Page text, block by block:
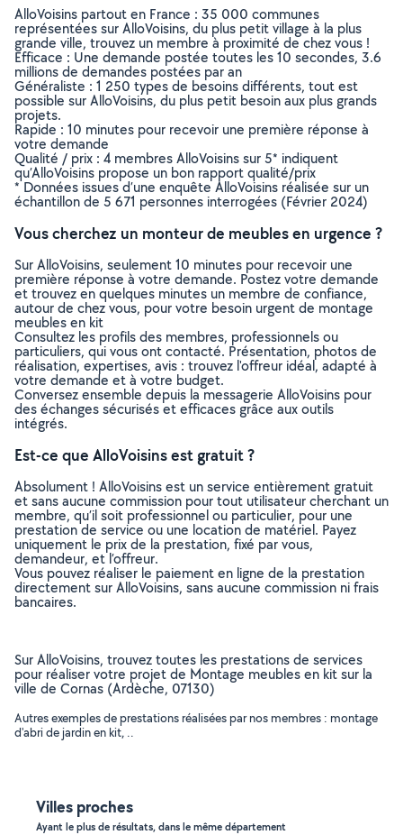
AlloVoisins partout en France : 35 000 communes
représentées sur AlloVoisins, du plus petit village à la plus
grande ville, trouvez un membre à proximité de chez vous !
Efficace : Une demande postée toutes les 10 secondes, 3.6
millions de demandes postées par an
Généraliste : 1 250 types de besoins différents, tout est
possible sur AlloVoisins, du plus petit besoin aux plus grands
projets.
Rapide : 10 minutes pour recevoir une première réponse à
votre demande
Qualité / prix : 4 membres AlloVoisins sur 5* indiquent
qu’AlloVoisins propose un bon rapport qualité/prix
* Données issues d’une enquête AlloVoisins réalisée sur un
échantillon de 5 671 personnes interrogées (Février 2024)
Vous cherchez un monteur de meubles en urgence ?
Sur AlloVoisins, seulement 10 minutes pour recevoir une
première réponse à votre demande. Postez votre demande
et trouvez en quelques minutes un membre de confiance,
autour de chez vous, pour votre besoin urgent de montage
meubles en kit
Consultez les profils des membres, professionnels ou
particuliers, qui vous ont contacté. Présentation, photos de
réalisation, expertises, avis : trouvez l'offreur idéal, adapté à
votre demande et à votre budget.
Conversez ensemble depuis la messagerie AlloVoisins pour
des échanges sécurisés et efficaces grâce aux outils
intégrés.
Est-ce que AlloVoisins est gratuit ?
Absolument ! AlloVoisins est un service entièrement gratuit
et sans aucune commission pour tout utilisateur cherchant un
membre, qu’il soit professionnel ou particulier, pour une
prestation de service ou une location de matériel. Payez
uniquement le prix de la prestation, fixé par vous,
demandeur, et l’offreur.
Vous pouvez réaliser le paiement en ligne de la prestation
directement sur AlloVoisins, sans aucune commission ni frais
bancaires.
Sur AlloVoisins, trouvez toutes les prestations de services
pour réaliser votre projet de Montage meubles en kit sur la
ville de Cornas (Ardèche, 07130)
Autres exemples de prestations réalisées par nos membres : montage
d'abri de jardin en kit, ..
Villes proches
Ayant le plus de résultats, dans le même département